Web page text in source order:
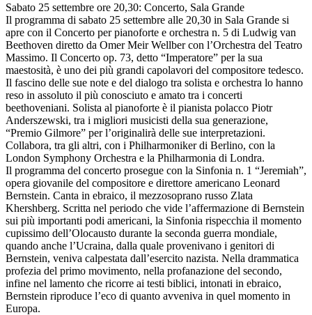
Sabato 25 settembre ore 20,30: Concerto, Sala Grande
Il programma di sabato 25 settembre alle 20,30 in Sala Grande si
apre con il Concerto per pianoforte e orchestra n. 5 di Ludwig van
Beethoven diretto da Omer Meir Wellber con l’Orchestra del Teatro
Massimo. Il Concerto op. 73, detto “Imperatore” per la sua
maestosità, è uno dei più grandi capolavori del compositore tedesco.
Il fascino delle sue note e del dialogo tra solista e orchestra lo hanno
reso in assoluto il più conosciuto e amato tra i concerti
beethoveniani. Solista al pianoforte è il pianista polacco Piotr
Anderszewski, tra i migliori musicisti della sua generazione,
“Premio Gilmore” per l’originalirà delle sue interpretazioni.
Collabora, tra gli altri, con i Philharmoniker di Berlino, con la
London Symphony Orchestra e la Philharmonia di Londra.
Il programma del concerto prosegue con la Sinfonia n. 1 “Jeremiah”,
opera giovanile del compositore e direttore americano Leonard
Bernstein. Canta in ebraico, il mezzosoprano russo Zlata
Khershberg. Scritta nel periodo che vide l’affermazione di Bernstein
sui più importanti podi americani, la Sinfonia rispecchia il momento
cupissimo dell’Olocausto durante la seconda guerra mondiale,
quando anche l’Ucraina, dalla quale provenivano i genitori di
Bernstein, veniva calpestata dall’esercito nazista. Nella drammatica
profezia del primo movimento, nella profanazione del secondo,
infine nel lamento che ricorre ai testi biblici, intonati in ebraico,
Bernstein riproduce l’eco di quanto avveniva in quel momento in
Europa.